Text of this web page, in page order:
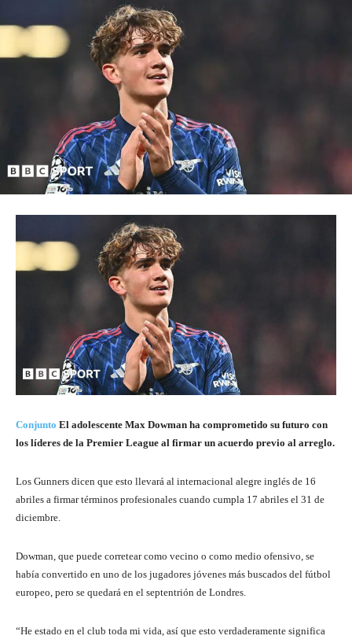
Conjunto El adolescente Max Dowman ha comprometido su futuro con
los líderes de la Premier League al firmar un acuerdo previo al arreglo.
Los Gunners dicen que esto llevará al internacional alegre inglés de 16
abriles a firmar términos profesionales cuando cumpla 17 abriles el 31 de
diciembre.
Dowman, que puede corretear como vecino o como medio ofensivo, se
había convertido en uno de los jugadores jóvenes más buscados del fútbol
europeo, pero se quedará en el septentrión de Londres.
“He estado en el club toda mi vida, así que esto verdaderamente significa